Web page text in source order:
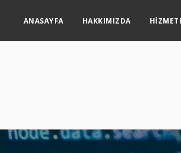
ANASAYFA HAKKIMIZDA